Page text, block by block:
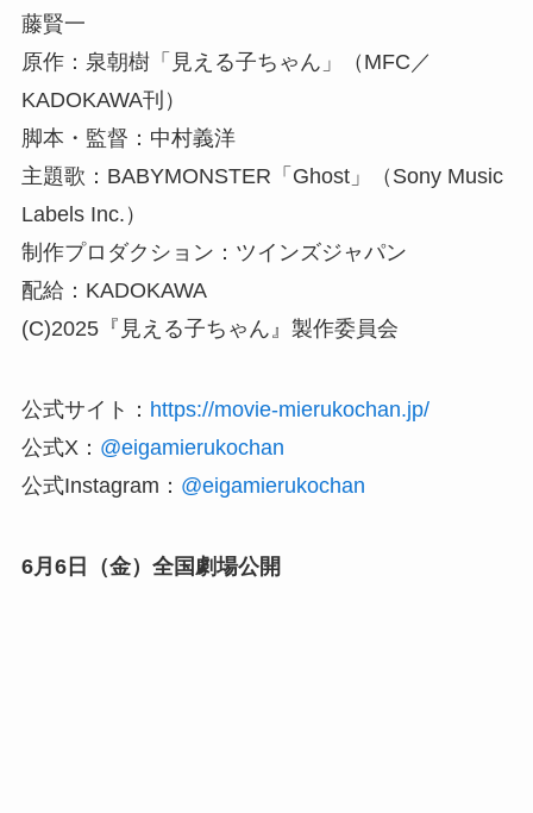
藤賢一
原作：泉朝樹「見える子ちゃん」（MFC／
KADOKAWA刊）
脚本・監督：中村義洋
主題歌：BABYMONSTER「Ghost」（Sony Music
Labels Inc.）
制作プロダクション：ツインズジャパン
配給：KADOKAWA
(C)2025『見える子ちゃん』製作委員会
公式サイト： https://movie-mierukochan.jp/
公式X： @eigamierukochan
公式Instagram： @eigamierukochan
6月6日（金）全国劇場公開